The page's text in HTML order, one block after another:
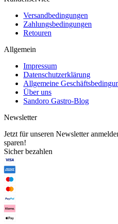
Versandbedingungen
Zahlungsbedingungen
Retouren
Allgemein
Impressum
Datenschutzerklärung
Allgemeine
Über uns
Sandoro Gastro-Blog
Newsletter
Jetzt für unseren Newsletter
sparen!
Sicher bezahlen